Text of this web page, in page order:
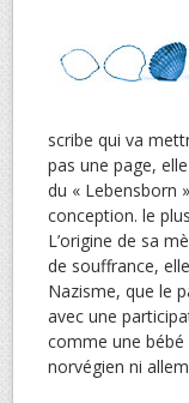
scribe qui va
pas une page,
du « Lebensborn
conception. le
L’origine de sa
de souffrance,
Nazisme, que le
avec une
comme une
norvégien ni